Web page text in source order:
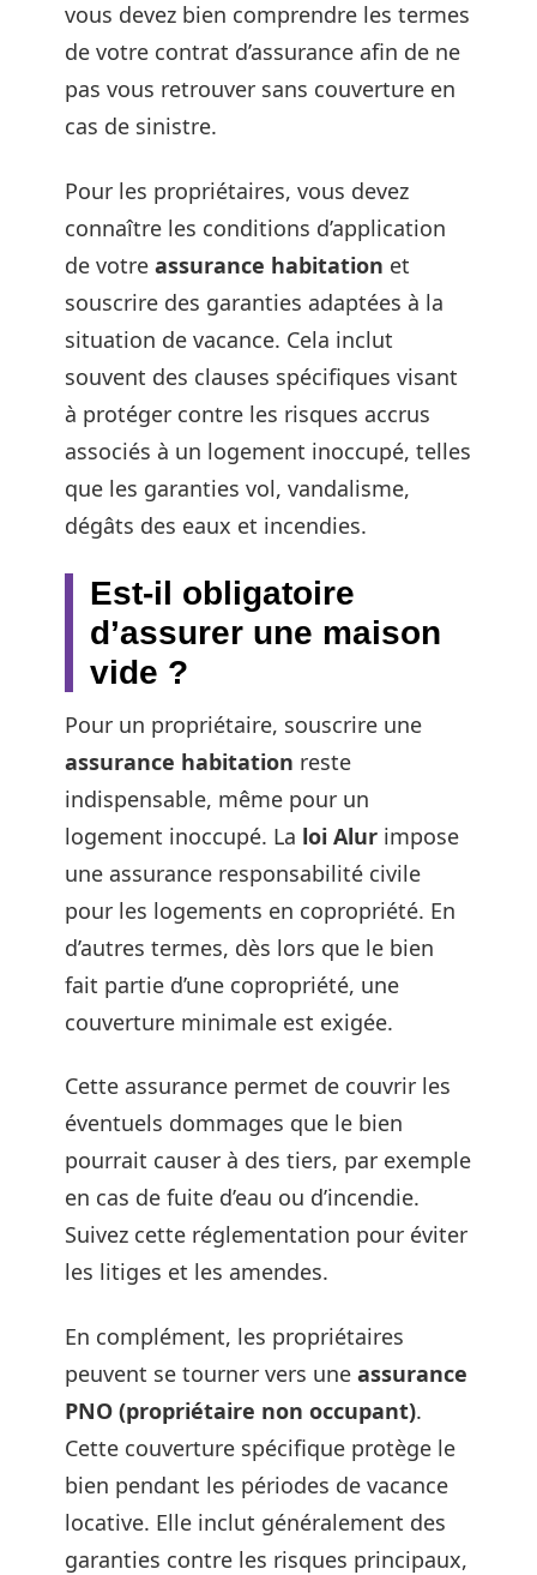
vous devez bien comprendre les termes
de votre contrat d’assurance afin de ne
pas vous retrouver sans couverture en
cas de sinistre.
Pour les propriétaires, vous devez
connaître les conditions d’application
de votre assurance habitation et
souscrire des garanties adaptées à la
situation de vacance. Cela inclut
souvent des clauses spécifiques visant
à protéger contre les risques accrus
associés à un logement inoccupé, telles
que les garanties vol, vandalisme,
dégâts des eaux et incendies.
Est-il obligatoire
d’assurer une maison
vide ?
Pour un propriétaire, souscrire une
assurance habitation reste
indispensable, même pour un
logement inoccupé. La loi Alur impose
une assurance responsabilité civile
pour les logements en copropriété. En
d’autres termes, dès lors que le bien
fait partie d’une copropriété, une
couverture minimale est exigée.
Cette assurance permet de couvrir les
éventuels dommages que le bien
pourrait causer à des tiers, par exemple
en cas de fuite d’eau ou d’incendie.
Suivez cette réglementation pour éviter
les litiges et les amendes.
En complément, les propriétaires
peuvent se tourner vers une assurance
PNO (propriétaire non occupant).
Cette couverture spécifique protège le
bien pendant les périodes de vacance
locative. Elle inclut généralement des
garanties contre les risques principaux,